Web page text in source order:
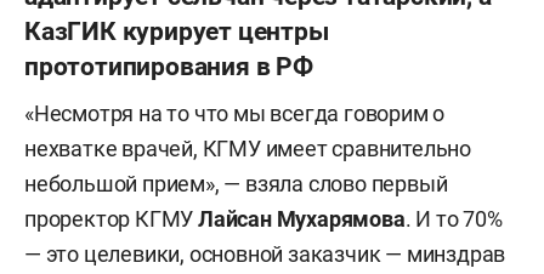
КазГИК курирует центры
прототипирования в РФ
«Несмотря на то что мы всегда говорим о
нехватке врачей, КГМУ имеет сравнительно
небольшой прием», — взяла слово первый
проректор КГМУЛайсан Мухарямова. И то 70%
— это целевики, основной заказчик — минздрав